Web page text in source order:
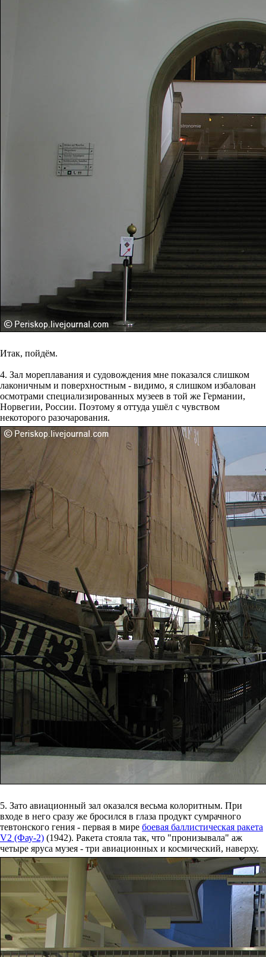
Итак, пойдём.
4. Зал мореплавания и судовождения мне показался слишком
лаконичным и поверхностным - видимо, я слишком избалован
осмотрами специализированных музеев в той же Германии,
Норвегии, России. Поэтому я оттуда ушёл с чувством
некоторого разочарования.
5. Зато авиационный зал оказался весьма колоритным. При
входе в него сразу же бросился в глаза продукт сумрачного
тевтонского гения - первая в мире боевая баллистическая ракета
V2 (Фау-2) (1942). Ракета стояла так, что "пронизывала" аж
четыре яруса музея - три авиационных и космический, наверху.